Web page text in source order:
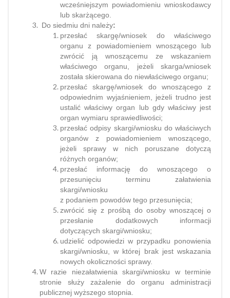
wcześniejszym powiadomieniu wnioskodawcy
lub skarżącego.
Do siedmiu dni należy:
przesłać skargę/wniosek do właściwego
organu z powiadomieniem wnoszącego lub
zwrócić ją wnoszącemu ze wskazaniem
właściwego organu, jeżeli skarga/wniosek
została skierowana do niewłaściwego organu;
przesłać skargę/wniosek do wnoszącego z
odpowiednim wyjaśnieniem, jeżeli trudno jest
ustalić właściwy organ lub gdy właściwy jest
organ wymiaru sprawiedliwości;
przesłać odpisy skargi/wniosku do właściwych
organów z powiadomieniem wnoszącego,
jeżeli sprawy w nich poruszane dotyczą
różnych organów;
przesłać informację do wnoszącego o
przesunięciu terminu załatwienia
skargi/wniosku
z podaniem powodów tego przesunięcia;
zwrócić się z prośbą do osoby wnoszącej o
przesłanie dodatkowych informacji
dotyczących skargi/wniosku;
udzielić odpowiedzi w przypadku ponowienia
skargi/wniosku, w której brak jest wskazania
nowych okoliczności sprawy.
W razie niezałatwienia skargi/wniosku w terminie
stronie służy zażalenie do organu administracji
publicznej wyższego stopnia.